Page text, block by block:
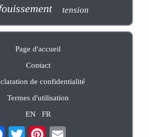
tension
Page d'accueil
Contact
de confidentialité
Termes d'utilisation
EN
FR